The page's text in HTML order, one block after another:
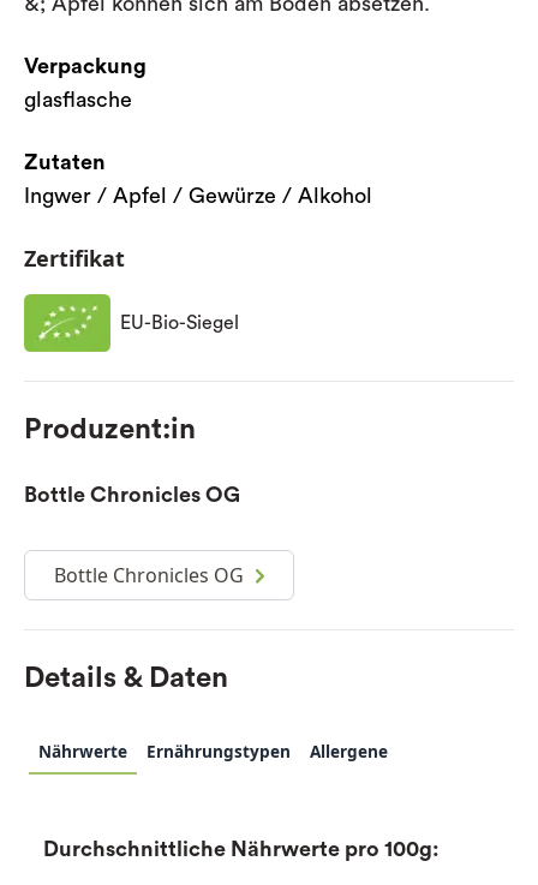
Verpackung
glasflasche
Zutaten
Ingwer / Apfel / Gewürze / Alkohol
Zertifikat
EU-Bio-Siegel
Produzent:in
Bottle Chronicles OG
Bottle Chronicles OG
Details & Daten
Nährwerte Ernährungstypen Allergene
Durchschnittliche Nährwerte pro 100g: